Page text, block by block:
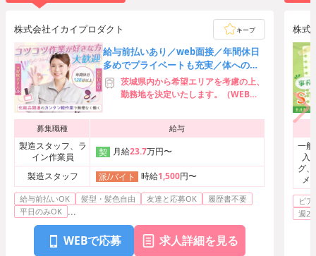
株式会社イカイプロダクト キープ
給与前払いあり／web面接／年間休日
多めでプライベートも充実／体への負
担少なめのお仕事多数
茨城県内から希望エリアを考慮の上、
勤務地を決定いたします。（WEB面
募集職種 給与
製造スタッフ、ラ
イン作業員
契 月給23.7万円〜
製造スタッフ 派/バイト 時給1,500円〜
給与前払いOK 髪型・髪色自由 友達と応募OK
履歴書不要
平日のみOK ...
WEBで応募 求人詳細を見る
株式
一
入
グ
メ
ピ
週2